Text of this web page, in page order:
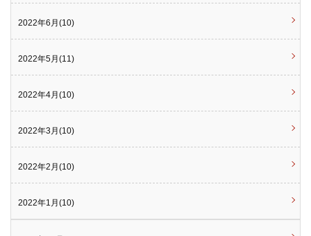
2022年6月(10)
2022年5月(11)
2022年4月(10)
2022年3月(10)
2022年2月(10)
2022年1月(10)